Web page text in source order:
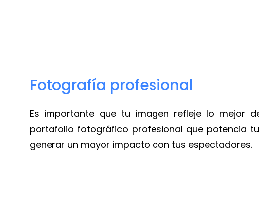
Fotografía profesional
Es importante que tu imagen refleje lo mejor
portafolio fotográfico profesional que potencia
generar un mayor impacto con tus espectadores.